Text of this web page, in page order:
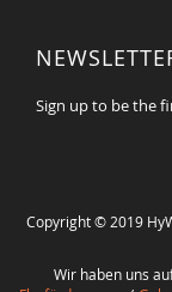
Sign up to be the
Copyright © 2019
Wir haben uns